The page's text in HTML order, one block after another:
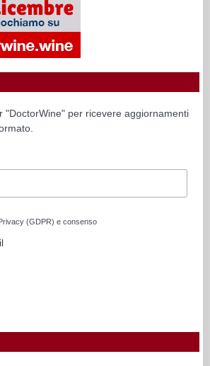
"DoctorWine" per ricevere aggiornamenti
(GDPR) e consenso